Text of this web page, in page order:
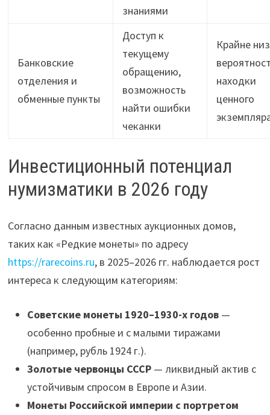
знаниями
Банковские
отделения и
обменные пункты
Доступ к
текущему
обращению,
возможность
найти ошибки
чеканки
Крайне
находки
ценного
Инвестиционный потенциал
нумизматики в 2026 году
Согласно данным известных аукционных домов,
таких как «Редкие монеты» по адресу
https://rarecoins.ru, в 2025–2026 гг. наблюдается рост
интереса к следующим категориям:
Советские монеты 1920–1930-х годов—
особенно пробные и с малыми тиражами
(например, рубль 1924 г.).
Золотые червонцы СССР— ликвидный актив с
устойчивым спросом в Европе и Азии.
Монеты Российской империи с портретом